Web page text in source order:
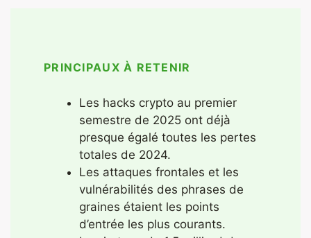
PRINCIPAUX À RETENIR
Les hacks crypto au premier
semestre de 2025 ont déjà
presque égalé toutes les pertes
totales de 2024.
Les attaques frontales et les
vulnérabilités des phrases de
graines étaient les points
d’entrée les plus courants.